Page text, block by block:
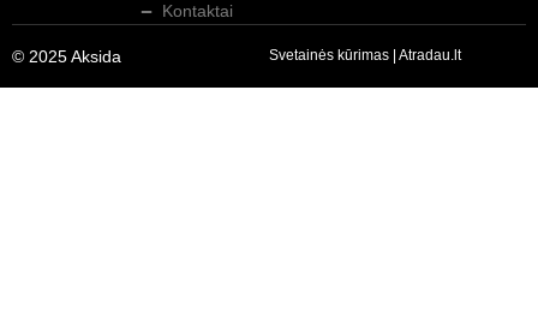
Kontaktai
© 2025 Aksida Svetainės kūrimas Atradau.lt